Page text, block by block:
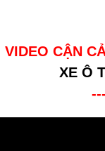
VIDEO CẬN
XE Ô